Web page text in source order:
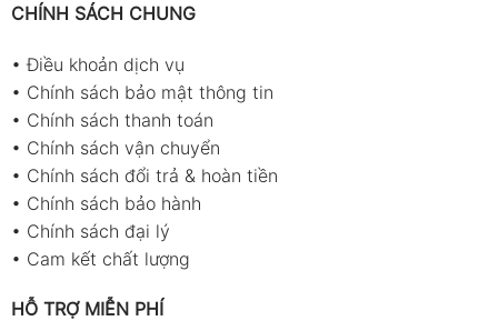
CHÍNH SÁCH CHUNG
•Điều khoản dịch vụ
• Chính sách bảo mật thông tin
• Chính sách thanh toán
• Chính sách vận chuyển
• Chính sách đổi trả & hoàn tiền
• Chính sách bảo hành
• Chính sách đại lý
• Cam kết chất lượng
HỖ TRỢ MIỄN PHÍ